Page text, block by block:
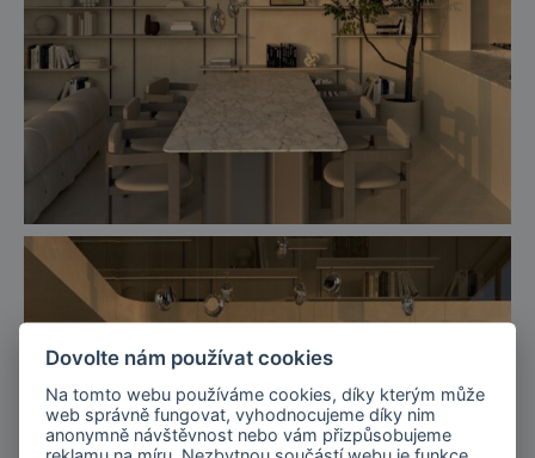
Dovolte nám používat cookies
Na tomto webu používáme cookies, díky kterým může
web správně fungovat, vyhodnocujeme díky nim
anonymně návštěvnost nebo vám přizpůsobujeme